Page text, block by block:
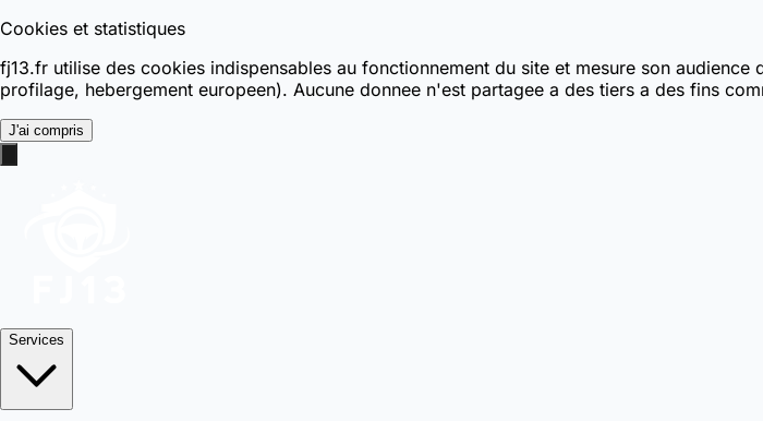
Cookies et statistiques
fj13.fr utilise des cookies indispensables au fonctionnement du site et mesure son
profilage, hebergement europeen). Aucune donnee n'est partagee a des tiers a des fins
J'ai compris
Services